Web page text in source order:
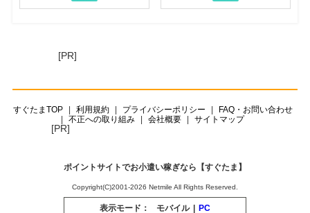
[PR]
すぐたまTOP 利用規約 プライバシーポリシー
FAQ・お問い合わせ
不正への取り組み
会社概要 サイトマップ
[PR]
ポイントサイトでお小遣い稼ぎなら【すぐたま】
Copyright(C)2001-2026 Netmile All Rights Reserved.
表示モード： モバイル | PC